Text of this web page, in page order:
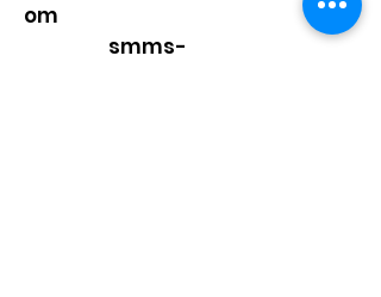
om
smms-